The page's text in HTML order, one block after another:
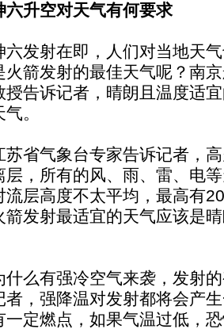
六升空对天气有何要求
射在即，人们对当地天气
火箭发射的最佳天气呢？南
授告诉记者，晴朗且温度适
。
气象台专家告诉记者，高
层，所有的风、雨、雷、电
流层高度不太平均，最高有
箭发射最适宜的天气应该是
有强冷空气来袭，发射的
者，强降温对发射都将会产
一定燃点，如果气温过低，